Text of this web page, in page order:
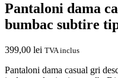
Pantaloni dama
bumbac subtire
399,00 lei TVA inclus
Pantaloni dama casual gri